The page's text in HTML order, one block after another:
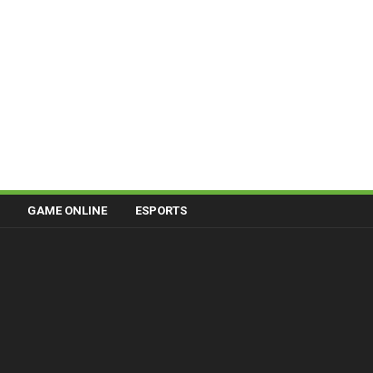
GAME ONLINE ESPORTS